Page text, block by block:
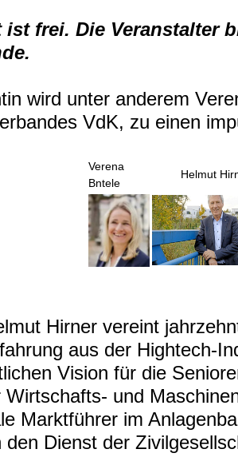
frei. Die Veranstalter
wird unter anderem
VdK, zu einen
Verena
Bntele
Helmut
Hirner vereint
aus der Hightech-
Vision für die
Wirtschafts- und
Marktführer im
den Dienst der